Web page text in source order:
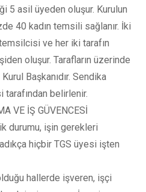
5 asil üyeden oluşur. Kurulun
40 kadın temsili sağlanır. İki
ve her iki tarafın
oluşur. Tarafların üzerinde
Başkanıdır. Sendika
belirlenir.
VE İŞ GÜVENCESİ
durumu, işin gerekleri
hiçbir TGS üyesi işten
hallerde işveren, işçi